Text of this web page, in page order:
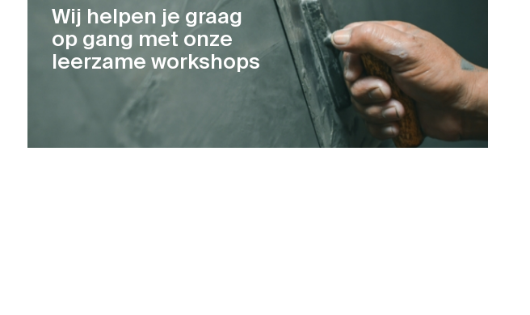
Wij helpen je graag
op gang met onze
leerzame workshops